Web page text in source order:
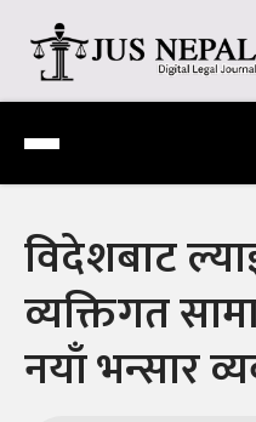
content
Jus Nepal |
Digital Legal Journal
विदेशबाट
व्यक्तिगत
नयाँ भन्सार